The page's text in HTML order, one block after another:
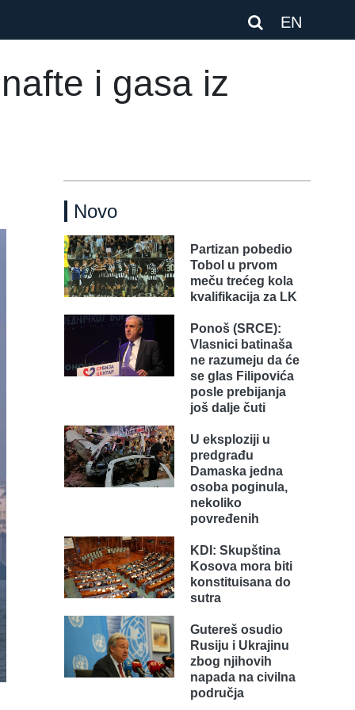
EN
i gasa iz
Novo
Partizan pobedio
Tobol u prvom
meču trećeg kola
kvalifikacija za LK
Ponoš (SRCE):
Vlasnici batinaša
ne razumeju da će
se glas Filipovića
posle prebijanja
još dalje čuti
U eksploziji u
predgrađu
Damaska jedna
osoba poginula,
nekoliko
povređenih
KDI: Skupština
Kosova mora biti
konstituisana do
sutra
Gutereš osudio
Rusiju i Ukrajinu
zbog njihovih
napada na civilna
područja